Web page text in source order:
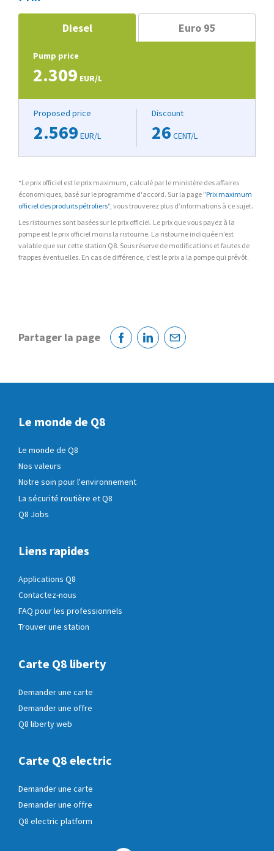
Diesel Euro 95
Pump price
2.309 EUR/L
Proposed price
2.569 EUR/L
Discount
26 CENT/L
*Le prix officiel est le prix maximum, calculé par le ministère des affaires
économiques, basé sur le programme d'accord. Sur la page "Prix maximum
officiel des produits pétroliers", vous trouverez plus d’informations à ce sujet.
Les ristournes sont basées sur le prix officiel. Le prix que vous payez à la
pompe est le prix officiel moins la ristourne. La ristourne indiquée n’est
valable que sur cette station Q8. Sous réserve de modifications et fautes de
frappes éventuelles. En cas de différence, c’est le prix a la pompe qui prévôt.
Partager la page
FacebookLinkedinCourriel
Le monde de Q8
Le monde de Q8
Nos valeurs
Notre soin pour l'environnement
La sécurité routière et Q8
Q8 Jobs
Liens rapides
Applications Q8
Contactez-nous
FAQ pour les professionnels
Trouver une station
Carte Q8 liberty
Demander une carte
Demander une offre
Q8 liberty web
Carte Q8 electric
Demander une carte
Demander une offre
Q8 electric platform